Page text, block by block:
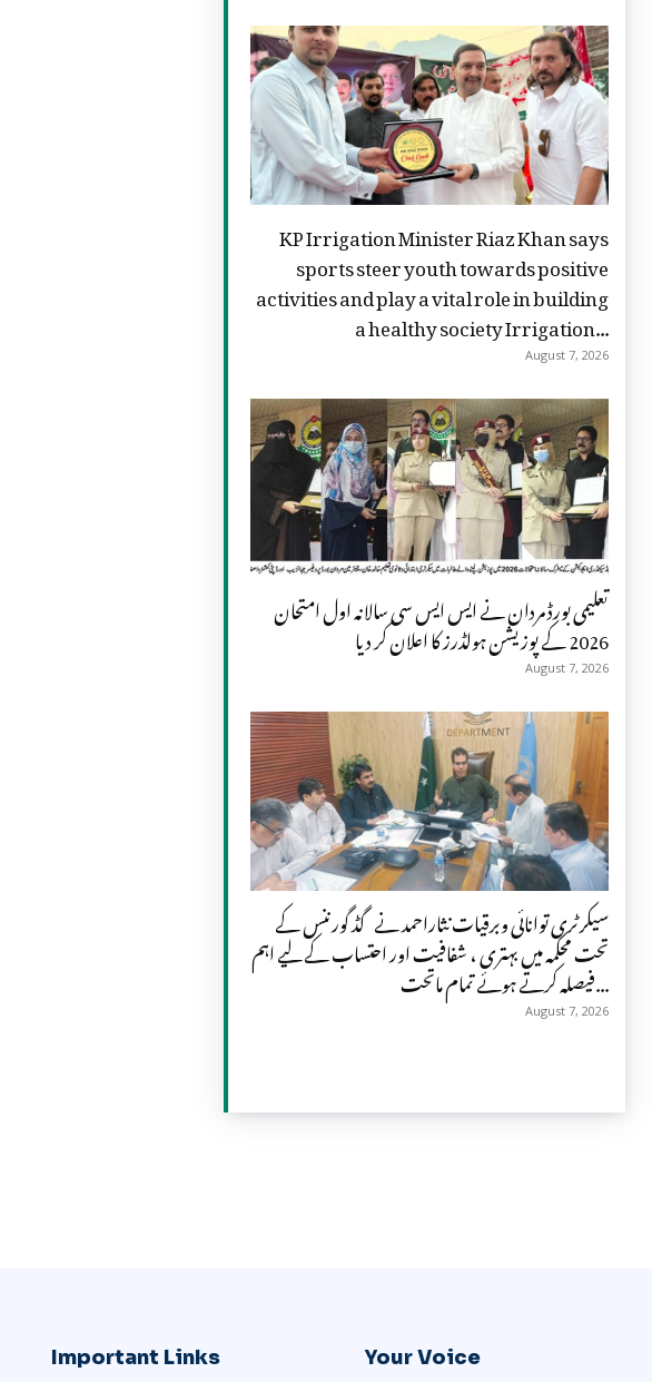
KP Irrigation Minister Riaz Khan says
sports steer youth towards positive
activities and play a vital role in building
a healthy society Irrigation...
August 7, 2026
تعلیمی بورڈ مردان نے ایس ایس سی سالانہ اول امتحان
2026 کے پوزیشن ہولڈرز کا اعلان کر دیا
August 7, 2026
سیکرٹری توانائی وبرقیات نثاراحمد نے گڈ گورننس کے
تحت محکمہ میں بہتری ، شفافیت اور احتساب کے لیے اہم
فیصلہ کرتے ہوئے تمام ماتحت...
August 7, 2026
Important Links Your Voice